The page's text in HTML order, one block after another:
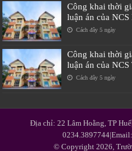
Công khai thời
luận án của
Cách đây 5 ngày
Công khai thời
luận án của
Cách đây 5 ngày
Địa chỉ: 22 Lâm Hoằng, TP
© Copyright 2026,